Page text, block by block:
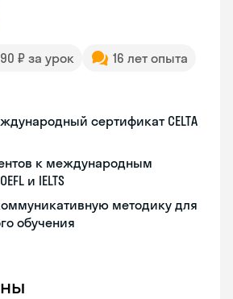
₽ за урок
16 лет опыта
сертификат CELTA
к международным
и IELTS
методику для
обучения